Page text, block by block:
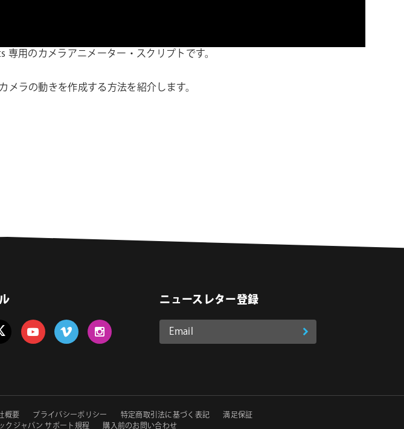
用のカメラアニメーター・スクリプトです。
ラの動きを作成する方法を紹介します。
ニュースレター登録
Email
ア
*
必
登
概要 プライバシーポリシー 特定商取引法に基づく表記
満足保証
クジャパン サポート規程
購入前のお問い合わせ